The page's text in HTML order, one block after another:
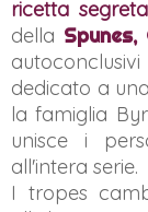
ricetta
della Spunes,
dedicato a
la famiglia
unisce i
all'intera serie.
I tropes